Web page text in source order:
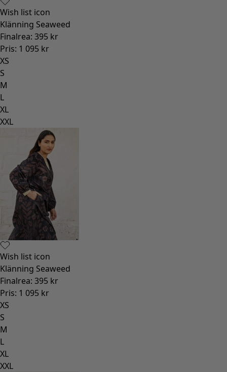
Wish list icon
Klänning Seaweed
Finalrea: 395 kr
Pris: 1 095 kr
XS
S
M
L
XL
XXL
Wish list icon
Klänning Seaweed
Finalrea: 395 kr
Pris: 1 095 kr
XS
S
M
L
XL
XXL